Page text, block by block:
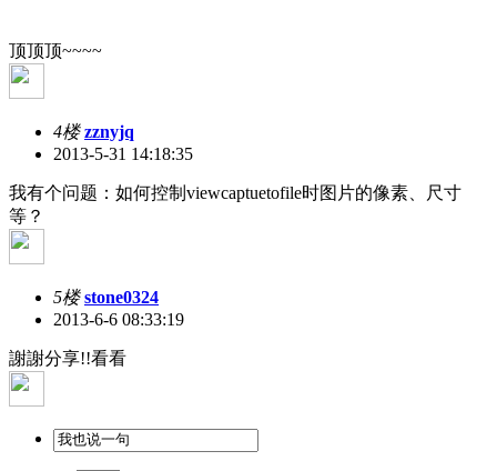
顶顶顶~~~~
4楼 zznyjq
2013-5-31 14:18:35
我有个问题：如何控制viewcaptuetofile时图片的像素、尺寸
等？
5楼 stone0324
2013-6-6 08:33:19
謝謝分享!!看看